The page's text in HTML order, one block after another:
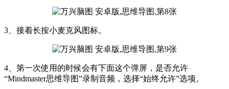
3、接着长按小麦克风图标。
4、第一次使用的时候会有下面这个弹屏，是否允许
“Mindmaster思维导图”录制音频，选择“始终允许”选项。